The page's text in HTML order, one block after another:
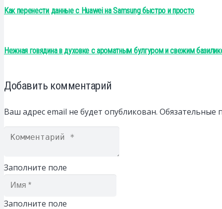
Как перенести данные с Huawei на Samsung быстро и просто
Нежная говядина в духовке с ароматным булгуром и свежим
Добавить комментарий
Ваш адрес email не будет опубликован. Обязательные
Заполните поле
Заполните поле